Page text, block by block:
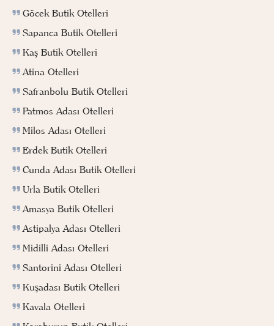
Göcek Butik Otelleri
Sapanca Butik Otelleri
Kaş Butik Otelleri
Atina Otelleri
Safranbolu Butik Otelleri
Patmos Adası Otelleri
Milos Adası Otelleri
Erdek Butik Otelleri
Cunda Adası Butik Otelleri
Urla Butik Otelleri
Amasya Butik Otelleri
Astipalya Adası Otelleri
Midilli Adası Otelleri
Santorini Adası Otelleri
Kuşadası Butik Otelleri
Kavala Otelleri